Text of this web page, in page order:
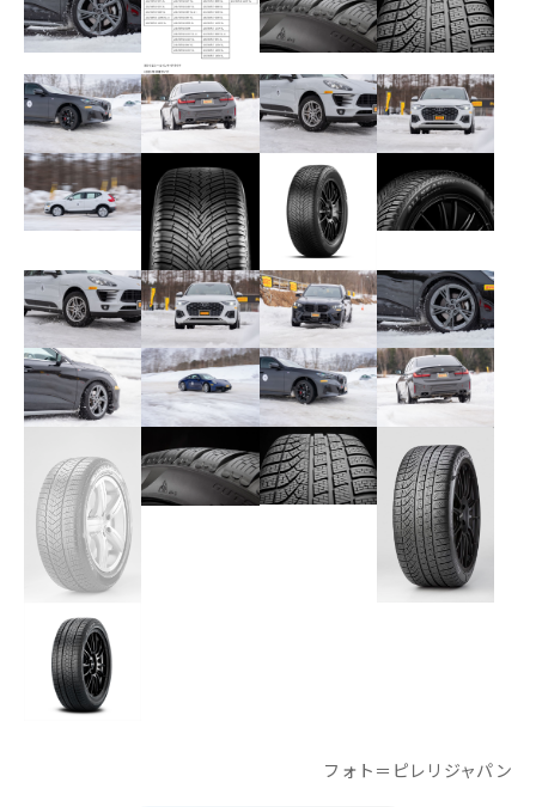
フォト＝ピレリジャパン